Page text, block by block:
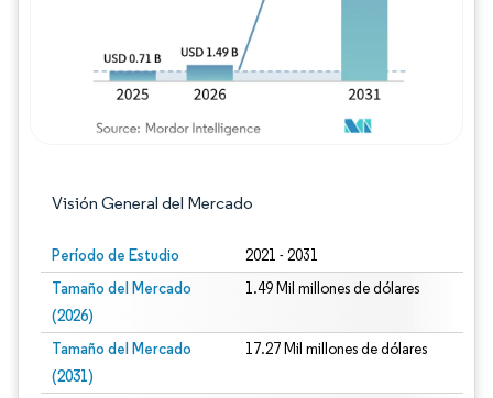
Visión General del Mercado
Período de Estudio 2021 - 2031
Tamaño del Mercado
(2026)
1.49 Mil millones de dólares
Tamaño del Mercado
(2031)
17.27 Mil millones de dólares